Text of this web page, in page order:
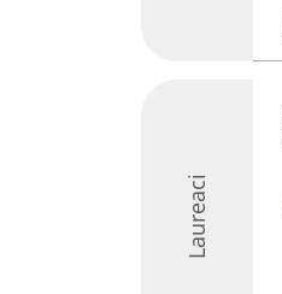
Laureaci